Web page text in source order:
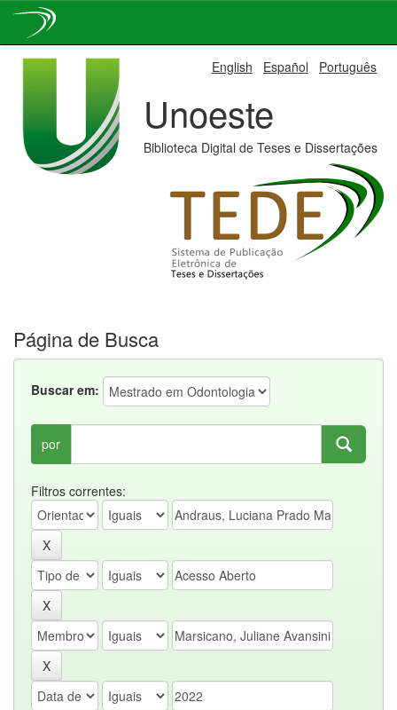
English Español Português
Unoeste
Biblioteca Digital de Teses e Dissertações
Página de Busca
Buscar em:
por
Filtros correntes: